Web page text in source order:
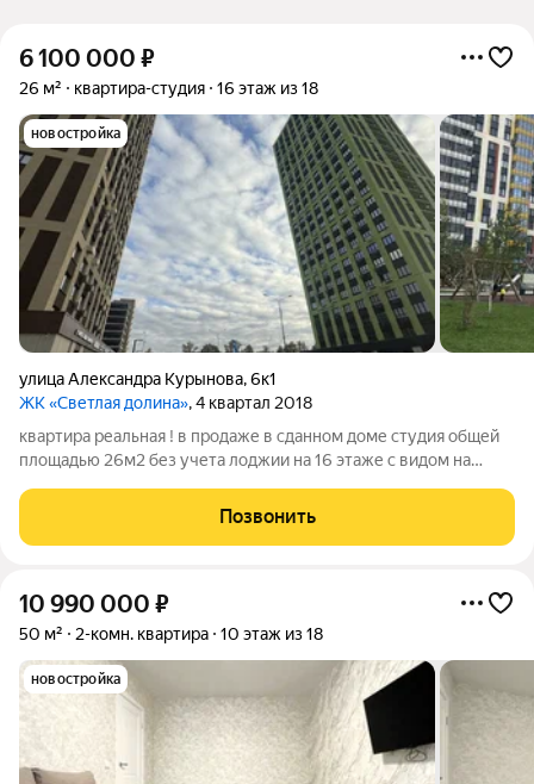
6 100 000 ₽
26 м² квартира-студия 16 этаж из 18
новостройка
улица Александра Курынова,6к1
ЖК «Светлая долина», 4 квартал 2018
квартира реальная ! в продаже в сданном доме студия общей
площадью 26м2 без учета лоджии на 16 этаже с видом на
ремонт под свой вкус и стиль Новый дом со всеми удобствами
Входная зона
Позвонить
10 990 000 ₽
50 м² 2-комн. квартира 10 этаж из 18
новостройка